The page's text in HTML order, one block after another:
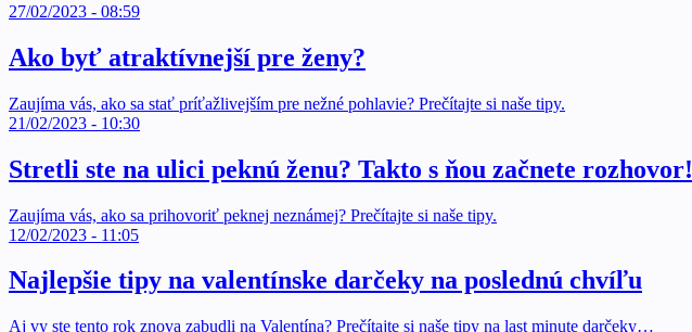
27/02/2023 - 08:59
Ako byť atraktívnejší pre ženy?
Zaujíma vás, ako sa stať príťažlivejším pre nežné pohlavie? Prečítajte si naše tipy.
21/02/2023 - 10:30
Stretli ste na ulici peknú ženu? Takto s ňou začnete rozhovor!
Zaujíma vás, ako sa prihovoriť peknej neznámej? Prečítajte si naše tipy.
12/02/2023 - 11:05
Najlepšie tipy na valentínske darčeky na poslednú chvíľu
Aj vy ste tento rok znova zabudli na Valentína? Prečítajte si naše tipy na last minute darčeky…